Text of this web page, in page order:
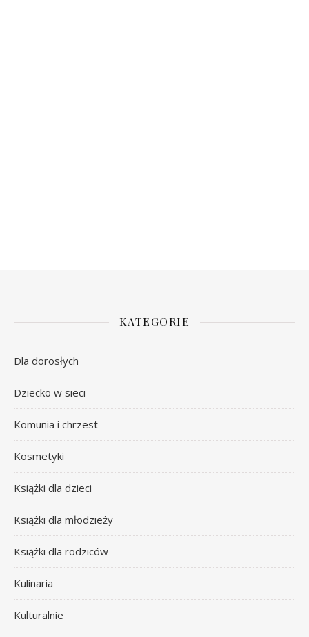
KATEGORIE
Dla dorosłych
Dziecko w sieci
Komunia i chrzest
Kosmetyki
Książki dla dzieci
Książki dla młodzieży
Książki dla rodziców
Kulinaria
Kulturalnie